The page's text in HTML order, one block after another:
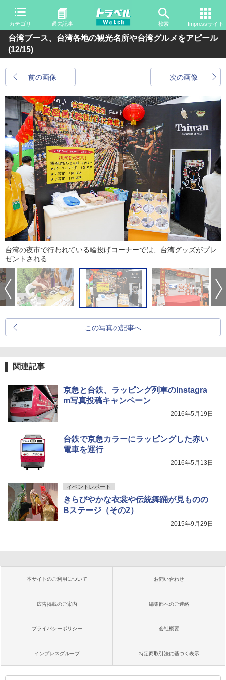
カテゴリ 過去記事 検索 Impressサイト
台湾ブース、台湾各地の観光名所や台湾グルメをアピール
(12/15)
前の画像 次の画像
台湾の夜市で行われている輪投げコーナーでは、台湾グッズがプレ
ゼントされる
この写真の記事へ
関連記事
京急と台鉄、ラッピング列車のInstagra
m写真投稿キャンペーン
2016年5月19日
台鉄で京急カラーにラッピングした赤い
電車を運行
2016年5月13日
イベントレポート
きらびやかな衣裳や伝統舞踊が見ものの
Bステージ（その2）
2015年9月29日
本サイトのご利用について お問い合わせ
広告掲載のご案内 編集部へのご連絡
プライバシーポリシー 会社概要
インプレスグループ 特定商取引法に基づく表示